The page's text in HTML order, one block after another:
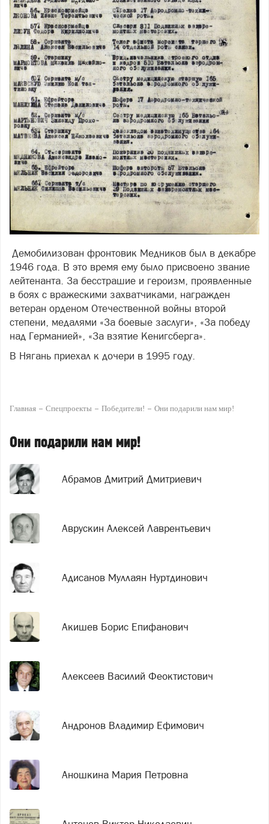
Демобилизован фронтовик Медников был в декабре
1946 года. В это время ему было присвоено звание
лейтенанта. За бесстрашие и героизм, проявленные
в боях с вражескими захватчиками, награжден
ветеран орденом Отечественной войны второй
степени, медалями «За боевые заслуги», «За победу
над Германией», «За взятие Кенигсберга».
В Нягань приехал к дочери в 1995 году.
Главная Спецпроекты Победители! Они подарили нам мир!
Они подарили нам мир!
Абрамов Дмитрий Дмитриевич
Аврускин Алексей Лаврентьевич
Адисанов Муллаян Нуртдинович
Акишев Борис Епифанович
Алексеев Василий Феоктистович
Андронов Владимир Ефимович
Аношкина Мария Петровна